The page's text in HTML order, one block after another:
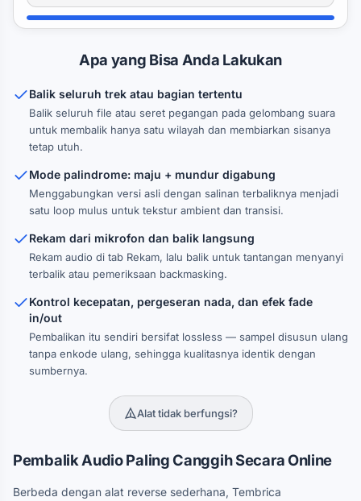
Apa yang Bisa Anda Lakukan
Balik seluruh trek atau bagian tertentu
Balik seluruh file atau seret pegangan pada gelombang suara
untuk membalik hanya satu wilayah dan membiarkan sisanya
tetap utuh.
Mode palindrome: maju + mundur digabung
Menggabungkan versi asli dengan salinan terbaliknya menjadi
satu loop mulus untuk tekstur ambient dan transisi.
Rekam dari mikrofon dan balik langsung
Rekam audio di tab Rekam, lalu balik untuk tantangan menyanyi
terbalik atau pemeriksaan backmasking.
Kontrol kecepatan, pergeseran nada, dan efek fade
in/out
Pembalikan itu sendiri bersifat lossless — sampel disusun ulang
tanpa enkode ulang, sehingga kualitasnya identik dengan
sumbernya.
Alat tidak berfungsi?
Pembalik Audio Paling Canggih Secara Online
Berbeda dengan alat reverse sederhana, Tembrica